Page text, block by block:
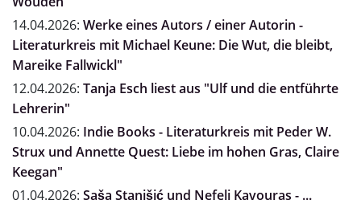
14.04.2026: Werke eines Autors / einer Autorin -
Literaturkreis mit Michael Keune: Die Wut, die bleibt,
Mareike Fallwickl"
12.04.2026: Tanja Esch liest aus "Ulf und die entführte
Lehrerin"
10.04.2026: Indie Books - Literaturkreis mit Peder W.
Strux und Annette Quest: Liebe im hohen Gras, Claire
Keegan"
01.04.2026: Saša Stanišić und Nefeli Kavouras - ...